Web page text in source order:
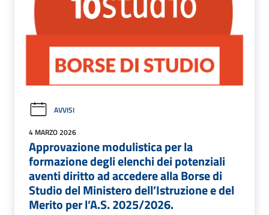
AVVISI
4 MARZO 2026
Approvazione modulistica per la
formazione degli elenchi dei potenziali
aventi diritto ad accedere alla Borse di
Studio del Ministero dell’Istruzione e del
Merito per l’A.S. 2025/2026.